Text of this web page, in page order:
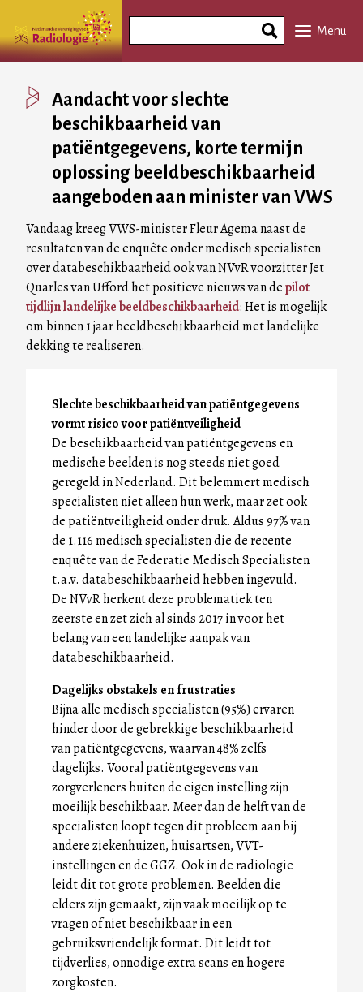
naar
inhoud
Phrase
Menu
Aandacht voor slechte
beschikbaarheid van
patiëntgegevens, korte termijn
oplossing beeldbeschikbaarheid
aangeboden aan minister van VWS
Vandaag kreeg VWS-minister Fleur Agema naast de
resultaten van de enquête onder medisch specialisten
over databeschikbaarheid ook van NVvR voorzitter Jet
Quarles van Ufford het positieve nieuws van depilot
tijdlijn landelijke beeldbeschikbaarheid: Het is mogelijk
om binnen 1 jaar beeldbeschikbaarheid met landelijke
dekking te realiseren.
Slechte beschikbaarheid van patiëntgegevens
vormt risico voor patiëntveiligheid
De beschikbaarheid van patiëntgegevens en
medische beelden is nog steeds niet goed
geregeld in Nederland. Dit belemmert medisch
specialisten niet alleen hun werk, maar zet ook
de patiëntveiligheid onder druk. Aldus 97% van
de 1.116 medisch specialisten die de recente
enquête van de Federatie Medisch Specialisten
t.a.v. databeschikbaarheid hebben ingevuld.
De NVvR herkent deze problematiek ten
zeerste en zet zich al sinds 2017 in voor het
belang van een landelijke aanpak van
databeschikbaarheid.
Dagelijks obstakels en frustraties
Bijna alle medisch specialisten (95%) ervaren
hinder door de gebrekkige beschikbaarheid
van patiëntgegevens, waarvan 48% zelfs
dagelijks. Vooral patiëntgegevens van
zorgverleners buiten de eigen instelling zijn
moeilijk beschikbaar. Meer dan de helft van de
specialisten loopt tegen dit probleem aan bij
andere ziekenhuizen, huisartsen, VVT-
instellingen en de GGZ. Ook in de radiologie
leidt dit tot grote problemen. Beelden die
elders zijn gemaakt, zijn vaak moeilijk op te
vragen of niet beschikbaar in een
gebruiksvriendelijk format. Dit leidt tot
tijdverlies, onnodige extra scans en hogere
zorgkosten.